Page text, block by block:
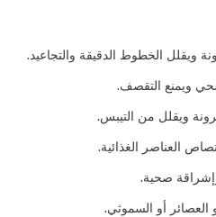
ويقلل الخطوط الدقيقة والتجاعيد.
ويمنع التقصف.
ويقلل من التيبس.
العناصر الغذائية.
صحية.
أو السموثي.